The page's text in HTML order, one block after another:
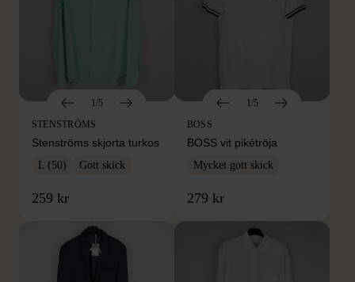
1/5
STENSTRÖMS
Stenströms skjorta turkos
L (50) Gott skick
259 kr
1/5
BOSS
BOSS vit pikétröja
Mycket gott skick
279 kr